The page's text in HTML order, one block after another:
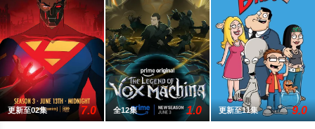
更新至02集 7.0 全12集 1.0 更新至11集 9.0